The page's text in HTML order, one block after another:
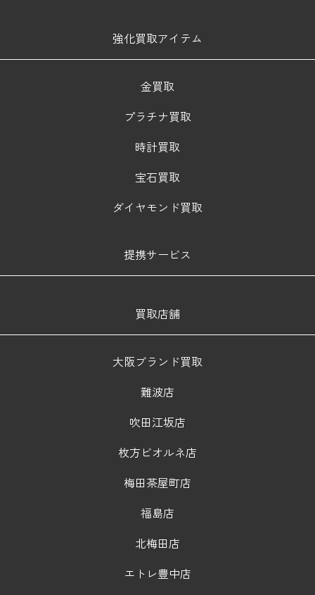
強化買取アイテム
金買取
プラチナ買取
時計買取
宝石買取
ダイヤモンド買取
提携サービス
買取店舗
大阪ブランド買取
難波店
吹田江坂店
枚方ビオルネ店
梅田茶屋町店
福島店
北梅田店
エトレ豊中店